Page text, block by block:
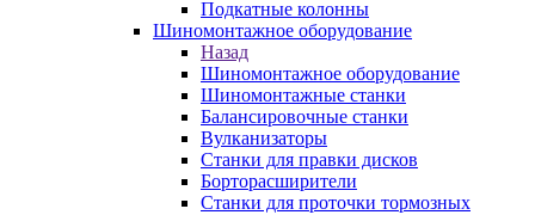
Подкатные колонны
Шиномонтажное оборудование
Назад
Шиномонтажное оборудование
Шиномонтажные станки
Балансировочные станки
Вулканизаторы
Станки для правки дисков
Борторасширители
Станки для проточки тормозных